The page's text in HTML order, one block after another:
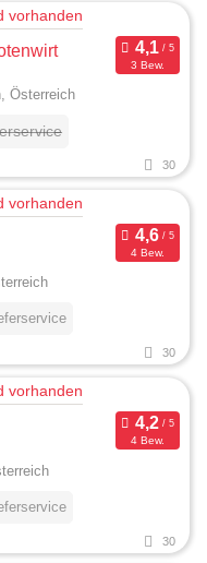
3 Bew.
Österreich
30
4 Bew.
30
4 Bew.
30